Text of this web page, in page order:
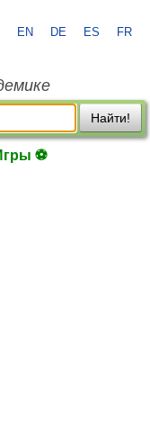
EN DE ES FR
Найти!
⚽